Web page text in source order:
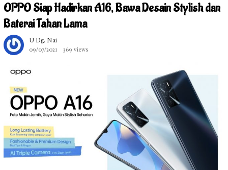
OPPO Siap Hadirkan A16, Bawa Desain Stylish dan
Baterai Tahan Lama
U Dg. Nai
09/07/2021
369 views